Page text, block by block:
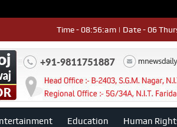
Time - 08:56:am | Date - 06
Education Human